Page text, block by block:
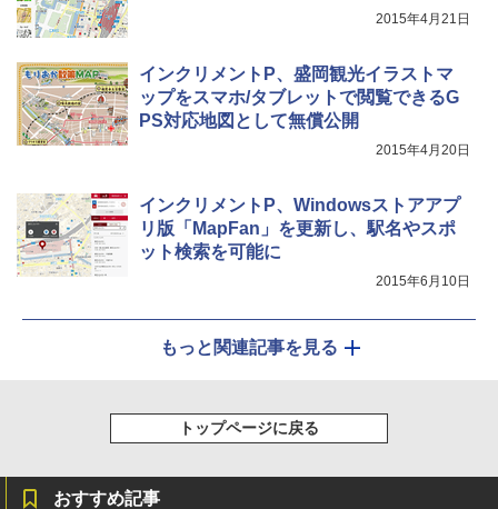
2015年4月21日
インクリメントP、盛岡観光イラストマ
ップをスマホ/タブレットで閲覧できるG
PS対応地図として無償公開
2015年4月20日
インクリメントP、Windowsストアアプ
リ版「MapFan」を更新し、駅名やスポ
ット検索を可能に
2015年6月10日
もっと関連記事を見る
トップページに戻る
おすすめ記事